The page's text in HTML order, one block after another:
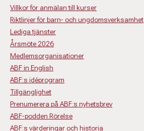
Villkor för anmälan till kurser
Riktlinjer för barn- och ungdomsverksamhet
Lediga tjänster
Årsmöte 2026
Medlemsorganisationer
ABF in English
ABF:s idéprogram
Tillgänglighet
Prenumerera på ABF:s nyhetsbrev
ABF-podden Rörelse
ABF:s värderingar och historia